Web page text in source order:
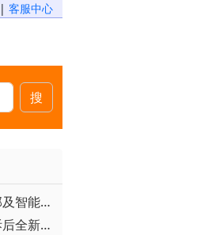
| 客服中心
搜
▪ 威格中国全新总部及智能工厂启用
▪ 霍尼韦尔发布分拆后全新品牌：霍尼韦尔科技与霍尼韦尔航空航天